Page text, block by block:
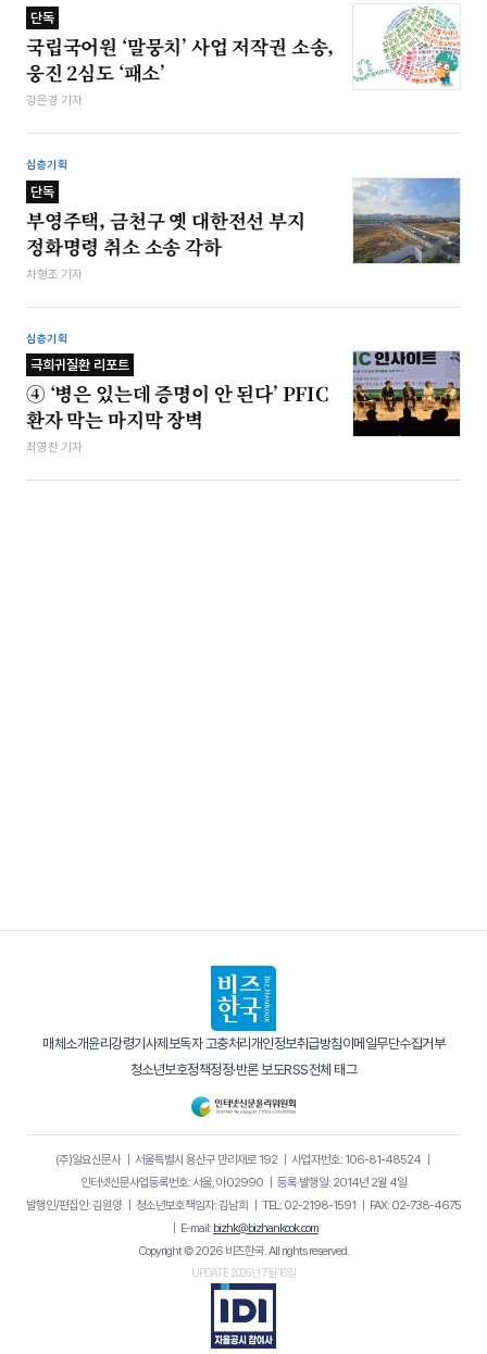
단독
국립국어원 ‘말뭉치’ 사업 저작권 소송,
웅진 2심도 ‘패소’
강은경 기자
심층기획
단독
부영주택, 금천구 옛 대한전선 부지
정화명령 취소 소송 각하
차형조 기자
심층기획
극희귀질환 리포트
④ ‘병은 있는데 증명이 안 된다’ PFIC
환자 막는 마지막 장벽
최영찬 기자
매체소개윤리강령기사제보독자 고충처리 개인정보취급방침이메일무단수집거부
청소년보호정책정정·반론 보도RSS전체 태그
(주)일요신문사｜ 서울특별시 용산구 만리재로 192｜ 사업자번호: 106-81-48524｜
인터넷신문사업등록번호: 서울, 아02990
등록·발행일: 2014년 2월 4일
발행인/편집인: 김원양｜ 청소년보호책임자: 김남희 TEL: 02-2198-1591
FAX: 02-738-4675
E-mail: bizhk@bizhankook.com
Copyright © 2026 비즈한국. All rights reserved.
UPDATE 2026년 7월 16일